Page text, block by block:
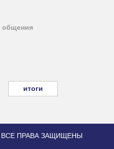
общения
итоги
ВСЕ ПРАВА ЗАЩИЩЕНЫ